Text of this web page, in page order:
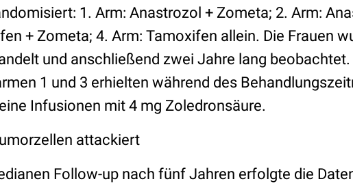
1. Arm: Anastrozol + Zometa; 2. Arm:
+ Zometa; 4. Arm: Tamoxifen allein. Die Frauen
und anschließend zwei Jahre lang
1 und 3 erhielten während des
Infusionen mit 4 mg Zoledronsäure.
attackiert
Follow-up nach fünf Jahren erfolgte die